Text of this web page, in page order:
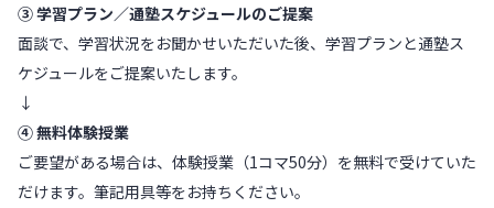
③ 学習プラン／通塾スケジュールのご提案
面談で、学習状況をお聞かせいただいた後、学習プランと通塾ス
ケジュールをご提案いたします。
↓
④ 無料体験授業
ご要望がある場合は、体験授業（1コマ50分）を無料で受けていた
だけます。筆記用具等をお持ちください。